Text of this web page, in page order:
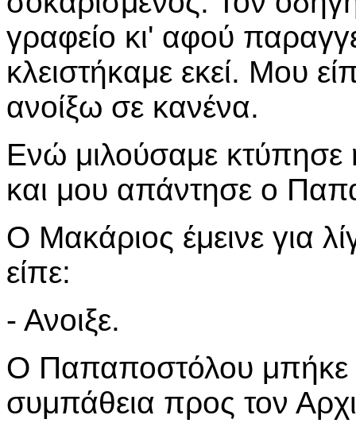
γραφείο κι' αφού
κλειστήκαμε εκεί. Μου
ανοίξω σε κανένα.
Ενώ μιλούσαμε
και μου απάντησε ο
Ο Μακάριος έμεινε για
είπε:
- Ανοιξε.
Ο Παπαποστόλου μπήκε
συμπάθεια προς τον